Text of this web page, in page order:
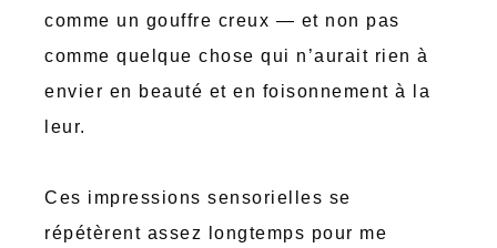
comme un gouffre creux — et non pas
comme quelque chose qui n’aurait rien à
envier en beauté et en foisonnement à la
leur.
Ces impressions sensorielles se
répétèrent assez longtemps pour me